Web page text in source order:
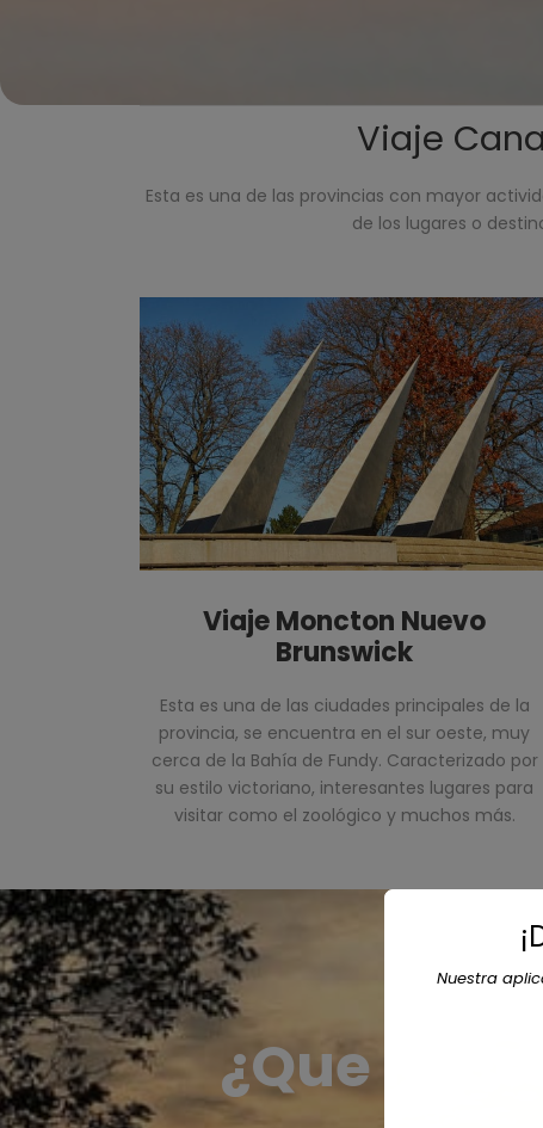
Viaje
Esta es una de las provincias con mayor
de los lugares o
Viaje Moncton Nuevo
Brunswick
Esta es una de las ciudades principales de la
provincia, se encuentra en el sur oeste, muy
cerca de la Bahía de Fundy. Caracterizado por
su estilo victoriano, interesantes lugares para
visitar como el zoológico y muchos más.
¿Que
Nuestra